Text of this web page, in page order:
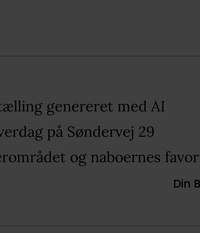
genereret med AI​
på Søndervej 29​
og naboernes
Din